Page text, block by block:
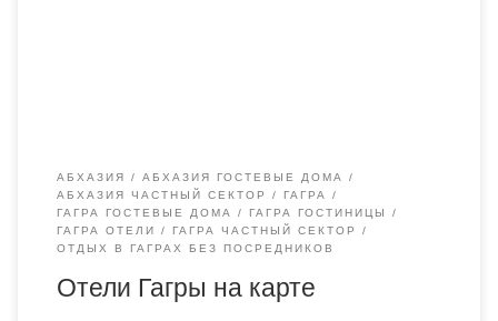
АБХАЗИЯ
АБХАЗИЯ ГОСТЕВЫЕ ДОМА
АБХАЗИЯ ЧАСТНЫЙ СЕКТОР
ГАГРА
ГАГРА ГОСТЕВЫЕ ДОМА
ГАГРА ГОСТИНИЦЫ
ГАГРА ОТЕЛИ
ГАГРА ЧАСТНЫЙ СЕКТОР
ОТДЫХ В ГАГРАХ БЕЗ ПОСРЕДНИКОВ
Отели Гагры на карте